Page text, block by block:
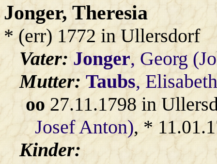
Jonger, Theresia
* (err) 1772 in Ullersdorf
Vater:Jonger, Georg
Mutter:Taubs, Elisabeth
oo 27.11.1798 in
Josef Anton), *
Kinder: